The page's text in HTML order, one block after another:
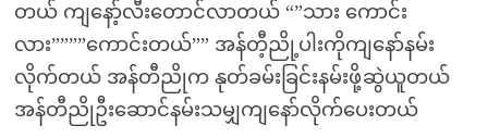
တယ် ကျနော့်လီးတောင်လာတယ် “”သား ကောင်း
လား””””ကောင်းတယ်”” အန်တီ့ညို့ပါးကိုကျနော်နမ်း
လိုက်တယ် အန်တီညိုက နုတ်ခမ်းခြင်းနမ်းဖို့ဆွဲယူတယ်
အန်တီညိုဦးဆောင်နမ်းသမျှကျနော်လိုက်ပေးတယ်